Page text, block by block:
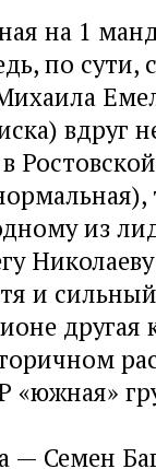
на 1
по сути,
вдруг
из
и сильный
другая
«южная»
— Семен